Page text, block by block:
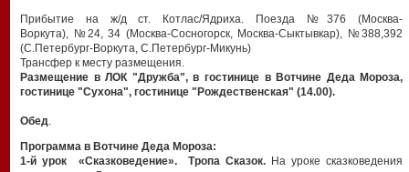
Прибытие на ж/д ст. Котлас/Ядриха. Поезда №376 (Москва-
Воркута), №24, 34 (Москва-Сосногорск, Москва-Сыктывкар), №388,392
(С.Петербург-Воркута, С.Петербург-Микунь)
Трансфер к месту размещения.
Размещение в ЛОК "Дружба", в гостинице в Вотчине Деда Мороза,
гостинице "Сухона", гостинице "Рождественская" (14.00).
Обед
Программа в Вотчине Деда Мороза:
1-й урок «Сказковедение». Тропа Сказок.На уроке сказковедения